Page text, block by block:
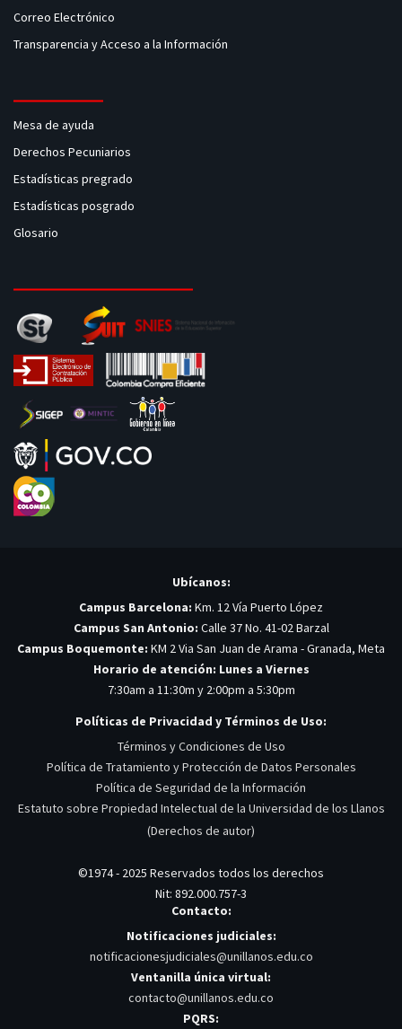
Correo Electrónico
Transparencia y Acceso a la Información
Mesa de ayuda
Derechos Pecuniarios
Estadísticas pregrado
Estadísticas posgrado
Glosario
Ubícanos:
Campus Barcelona: Km. 12 Vía Puerto López
Campus San Antonio: Calle 37 No. 41-02 Barzal
Campus Boquemonte: KM 2 Via San Juan de Arama - Granada, Meta
Horario de atención: Lunes a Viernes
7:30am a 11:30m y 2:00pm a 5:30pm
Políticas de Privacidad y Términos de Uso:
Términos y Condiciones de Uso
Política de Tratamiento y Protección de Datos Personales
Política de Seguridad de la Información
Estatuto sobre Propiedad Intelectual de la Universidad de los Llanos
(Derechos de autor)
©1974 - 2025 Reservados todos los derechos
Nit: 892.000.757-3
Contacto:
Notificaciones judiciales:
notificacionesjudiciales@unillanos.edu.co
Ventanilla única virtual:
contacto@unillanos.edu.co
PQRS: